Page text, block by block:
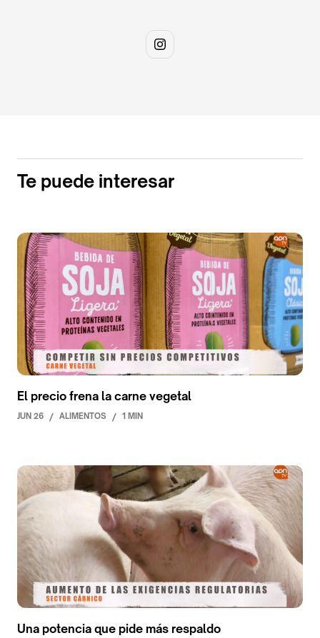
Te puede interesar
El precio frena la carne vegetal
JUN 26 / ALIMENTOS / 1 MIN
Una potencia que pide más respaldo